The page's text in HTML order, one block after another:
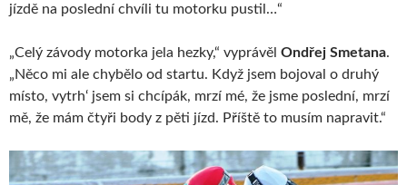
jízdě na poslední chvíli tu motorku pustil…“
„Celý závody motorka jela hezky,“ vyprávěl Ondřej Smetana.
„Něco mi ale chybělo od startu. Když jsem bojoval o druhý
místo, vytrh‘ jsem si chcípák, mrzí mé, že jsme poslední, mrzí
mě, že mám čtyři body z pěti jízd. Příště to musím napravit.“